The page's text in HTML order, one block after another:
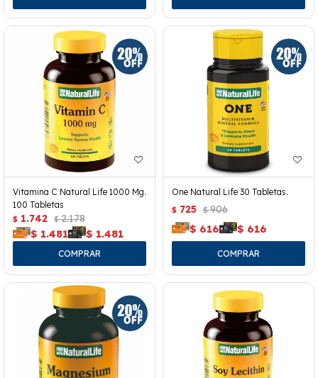
Vitamina C Natural Life 1000 Mg.
100 Tabletas
$ 1.742 $ 2.178
$ 1.481 $ 1.481
One Natural Life 30 Tabletas.
$ 725 $ 906
$ 616 $ 616